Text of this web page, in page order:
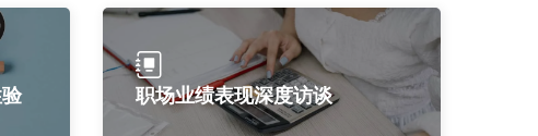
职场业绩表现深度访谈